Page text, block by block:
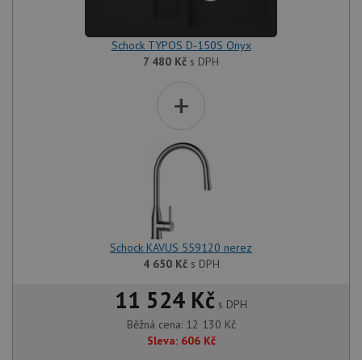
Schock TYPOS D-150S Onyx
7 480 Kč s DPH
+
Schock KAVUS 559120 nerez
4 650 Kčs DPH
11 524 Kč s DPH
Běžná cena: 12 130 Kč
Sleva: 606 Kč